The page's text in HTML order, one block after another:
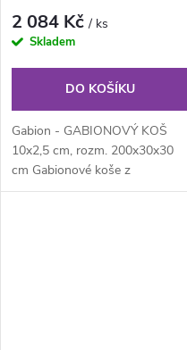
2 084 Kč/ ks
Skladem
DO KOŠÍKU
Gabion - GABIONOVÝ KOŠ
10x2,5 cm, rozm. 200x30x30
cm Gabionové koše z
gabionových sítí okatosti